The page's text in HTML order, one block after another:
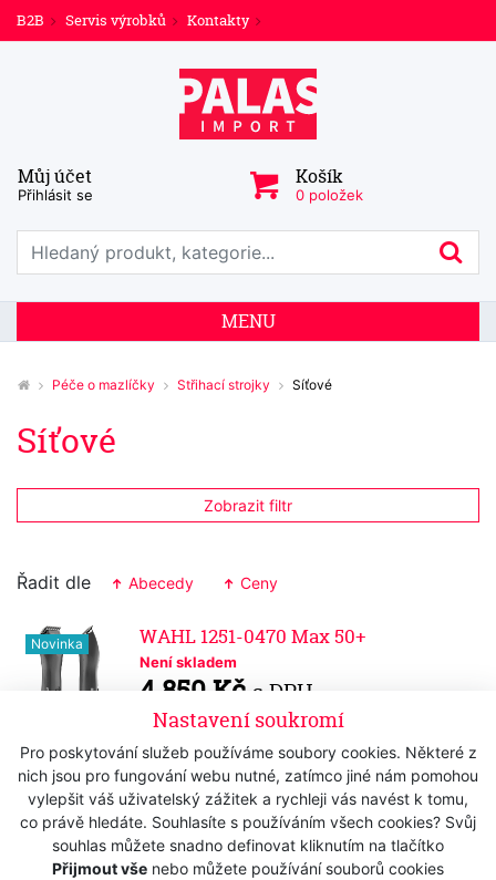
Nastavení soukromí
Pro poskytování služeb používáme soubory cookies. Některé z
nich jsou pro fungování webu nutné, zatímco jiné nám pomohou
vylepšit váš uživatelský zážitek a rychleji vás navést k tomu,
co právě hledáte. Souhlasíte s používáním všech cookies? Svůj
souhlas můžete snadno definovat kliknutím na tlačítko
Přijmout vše nebo můžete používání souborů cookies
B2B Servis výrobků Kontakty
Můj účet
Přihlásit se
Košík
0 položek
Prohledat web
MENU
Péče o mazlíčky Střihací strojky Síťové
Síťové
Zobrazit filtr
Řadit dle Abecedy Ceny
Novinka WAHL 1251-0470 Max 50+
Není skladem
4 850 Kč s DPH
4 008,26 Kčbez DPH
WAHL 1400
Není skladem
1 235 Kč s DPH
1 020,66 Kč bez DPH